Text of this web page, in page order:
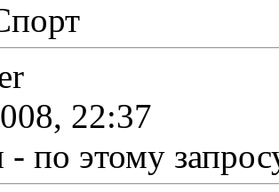
22:37
- по этому